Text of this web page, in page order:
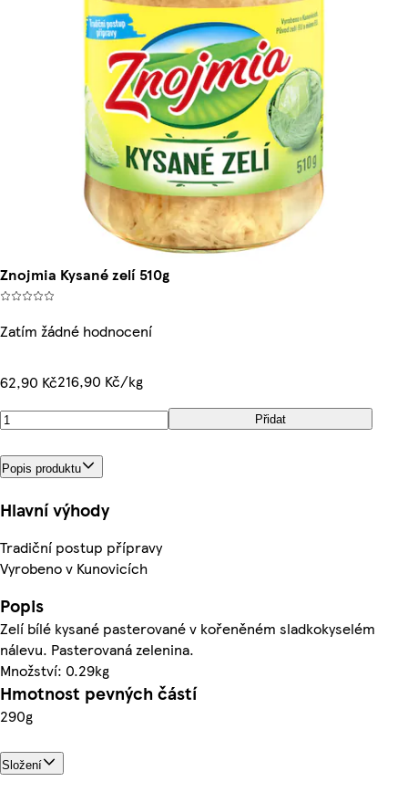
Znojmia Kysané zelí 510g
Zatím žádné hodnocení
62,90 Kč216,90 Kč/kg
Přidat
Popis produktu
Hlavní výhody
Tradiční postup přípravy
Vyrobeno v Kunovicích
Popis
Zelí bílé kysané pasterované v kořeněném sladkokyselém
nálevu. Pasterovaná zelenina.
Množství: 0.29kg
Hmotnost pevných částí
290g
Složení